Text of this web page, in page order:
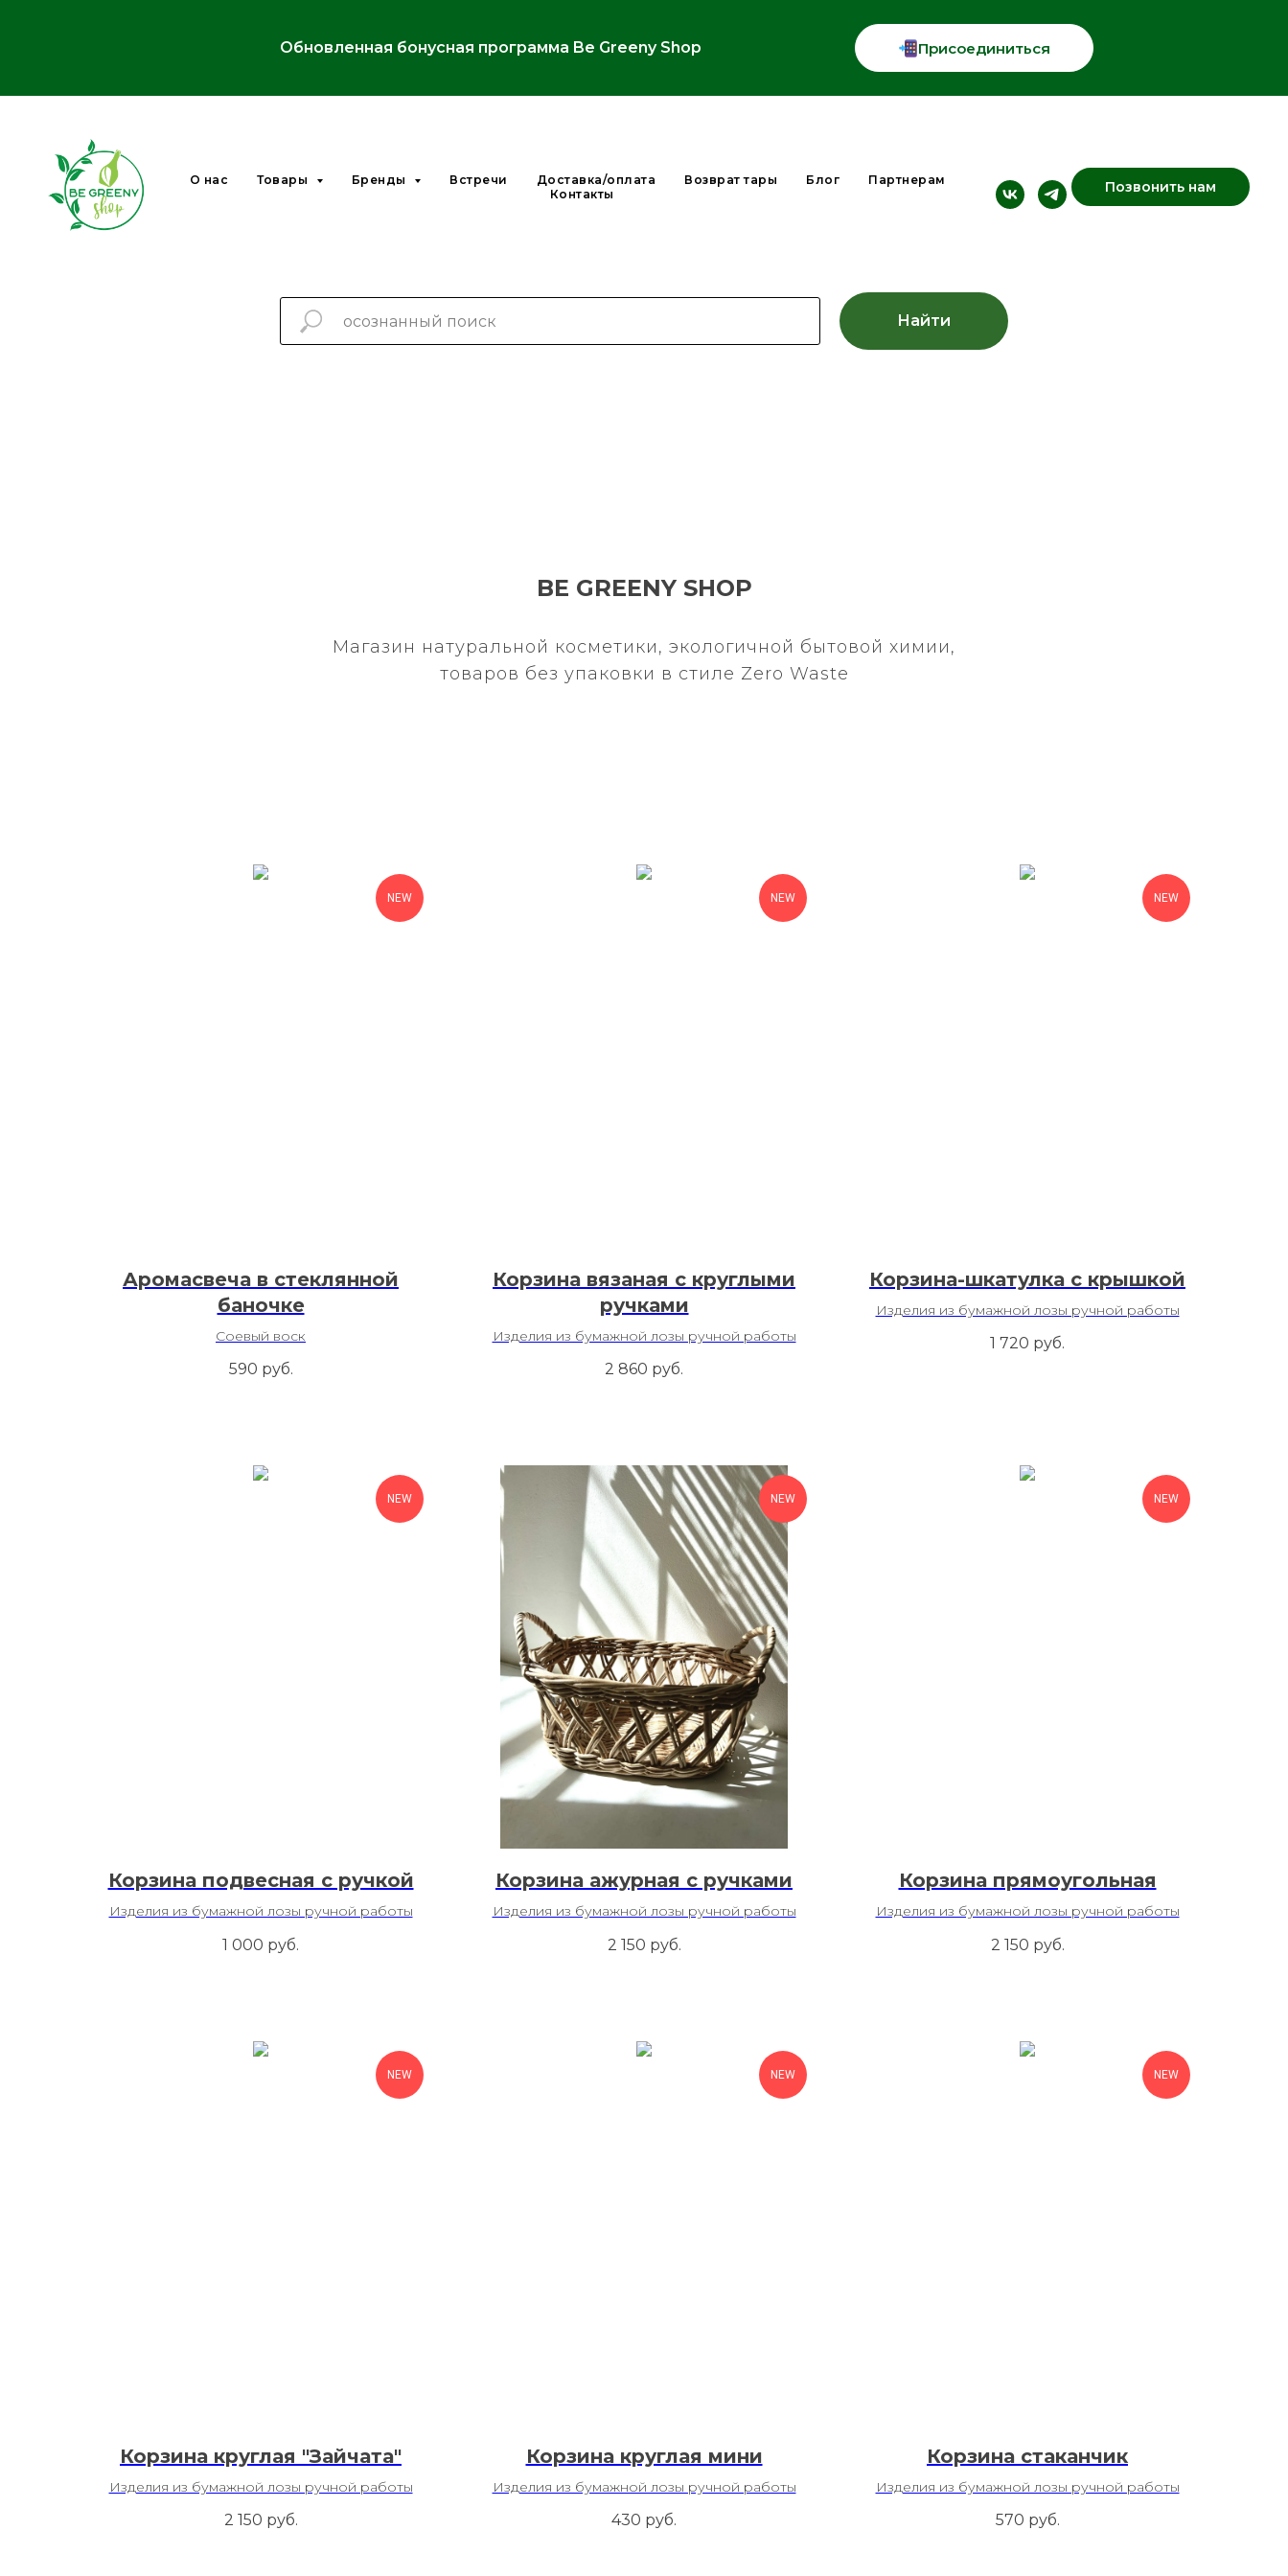
Обновленная бонусная программа Be Greeny Shop Присоединиться
О нас Товары Бренды Встречи Доставка/оплата Возврат тары Блог
Партнерам
Контакты
Позвонить нам
Найти
BE GREENY SHOP
Магазин натуральной косметики, экологичной бытовой химии,
товаров без упаковки в стиле Zero Waste
NEW
Аромасвеча в стеклянной
баночке
Соевый воск
590 руб.
NEW
Корзина вязаная с круглыми
ручками
Изделия из бумажной лозы ручной работы
2 860 руб.
NEW
Корзина-шкатулка с крышкой
Изделия из бумажной лозы ручной работы
1 720 руб.
NEW
Корзина подвесная с ручкой
Изделия из бумажной лозы ручной работы
1 000 руб.
NEW
Корзина ажурная с ручками
Изделия из бумажной лозы ручной работы
2 150 руб.
NEW
Корзина прямоугольная
Изделия из бумажной лозы ручной работы
2 150 руб.
NEW
Корзина круглая "Зайчата"
Изделия из бумажной лозы ручной работы
2 150 руб.
NEW
Корзина круглая мини
Изделия из бумажной лозы ручной работы
430 руб.
NEW
Корзина стаканчик
Изделия из бумажной лозы ручной работы
570 руб.